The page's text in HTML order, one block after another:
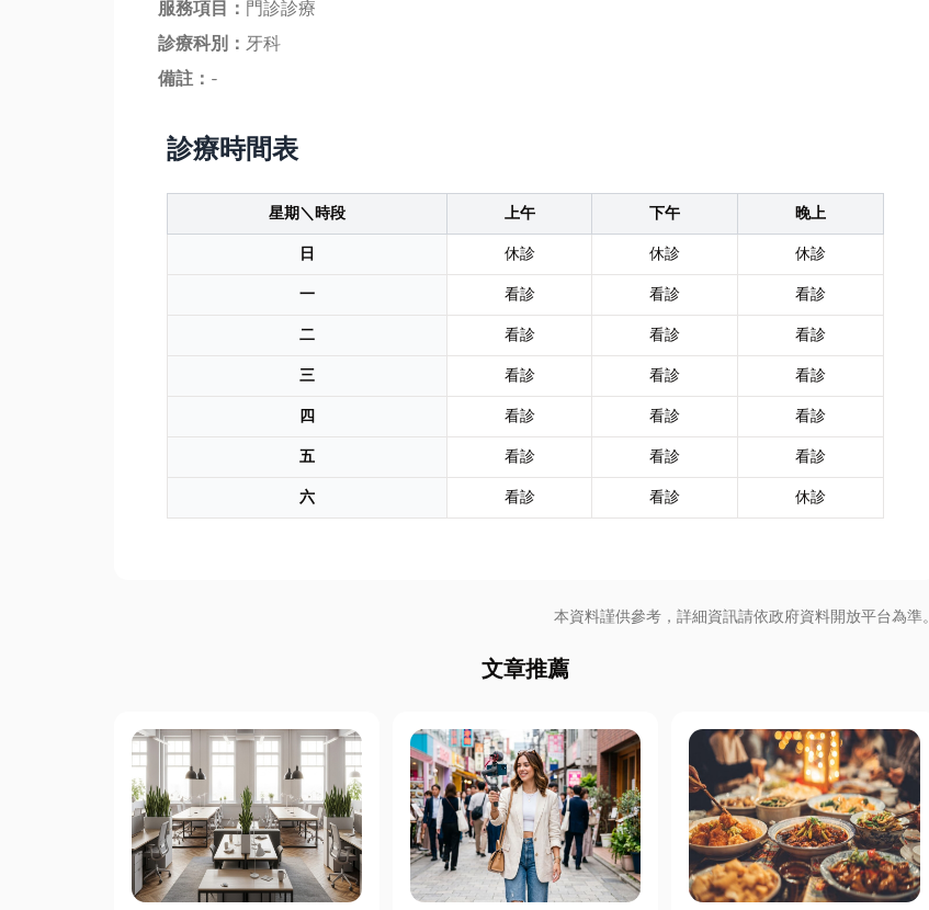
服務項目： 門診診療
診療科別： 牙科
備註： -
診療時間表
星期＼時段 上午 下午
晚上
日
休診 休診
休診
一
看診 看診
看診
二
看診 看診
看診
三
看診 看診
看診
四
看診 看診
看診
五
看診 看診
看診
六
看診 看診 休診
本資料謹供參考，詳細資訊請依政府資料開放平台為準。
文章推薦